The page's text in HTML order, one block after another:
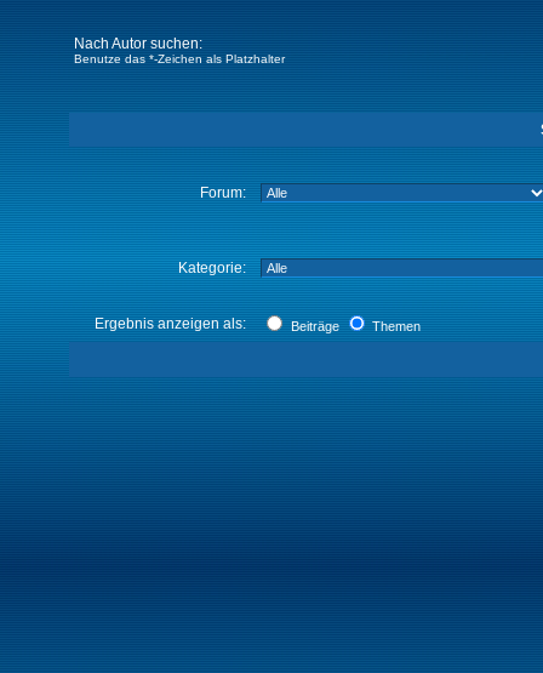
Nach Autor suchen:
Benutze das *-Zeichen als Platzhalter
Forum:
Kategorie:
Ergebnis anzeigen als: Beiträge Themen